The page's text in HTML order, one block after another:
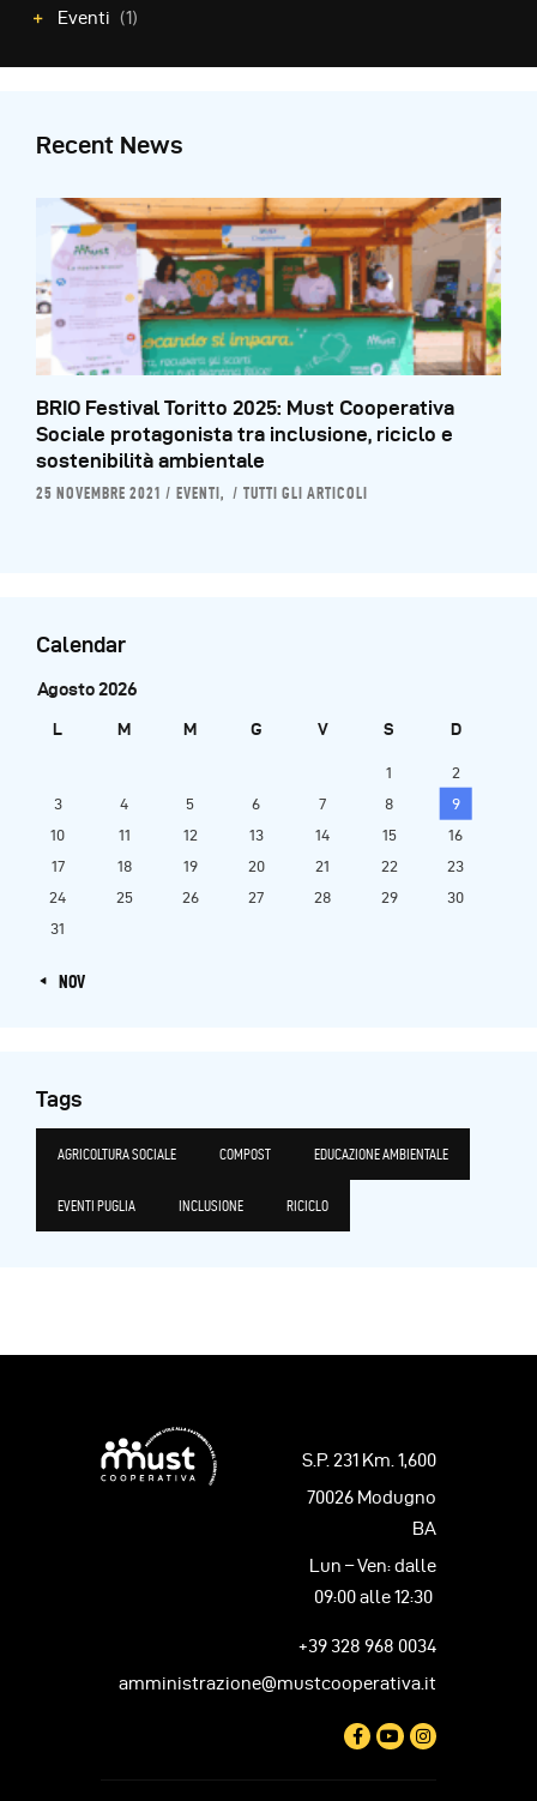
Eventi (1)
Recent News
BRIO Festival Toritto 2025: Must Cooperativa
Sociale protagonista tra inclusione, riciclo e
sostenibilità ambientale
25 NOVEMBRE 2021 EVENTI, TUTTI GLI ARTICOLI
Calendar
Agosto 2026
L M M G V S D
1
2
3
4 5 6 7 8
9
10
11 12 13 14 15
16
17
18 19 20 21 22
23
24
25 26 27 28 29
30
31
« NOV
Tags
AGRICOLTURA SOCIALE COMPOST EDUCAZIONE AMBIENTALE
EVENTI PUGLIA INCLUSIONE RICICLO
S.P. 231 Km. 1,600
70026 Modugno
BA
Lun – Ven: dalle
09:00 alle 12:30
+39 328 968 0034
amministrazione@mustcooperativa.it